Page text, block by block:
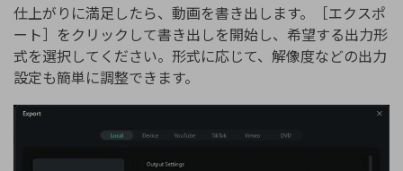
仕上がりに満足したら、動画を書き出します。［エクスポ
ート］をクリックして書き出しを開始し、希望する出力形
式を選択してください。形式に応じて、解像度などの出力
設定も簡単に調整できます。